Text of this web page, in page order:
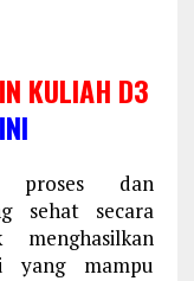
KULIAH D3
proses dan
sehat secara
menghasilkan
yang mampu